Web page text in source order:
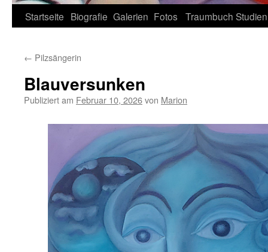
Zum
springen
Startseite Biografie Galerien Fotos Traumbuch Studien
← Pilzsängerin
Blauversunken
Publiziert am Februar 10, 2026von Marion